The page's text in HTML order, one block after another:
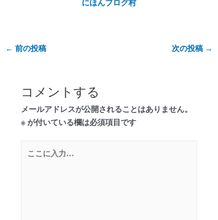
にほんブログ村
← 前の投稿 次の投稿 →
コメントする
メールアドレスが公開されることはありません。
※が付いている欄は必須項目です